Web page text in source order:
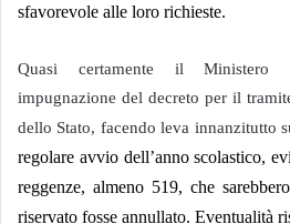
sfavorevole alle loro richieste.
Quasi certamente il Ministero
impugnazione del decreto per il
dello Stato, facendo leva innanzitutto
regolare avvio dell’anno scolastico,
reggenze, almeno 519, che
riservato fosse annullato. Eventualità